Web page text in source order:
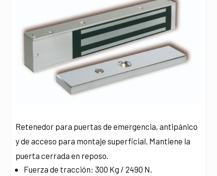
Retenedor para puertas de emergencia, antipánico
y de acceso para montaje superficial. Mantiene la
puerta cerrada en reposo.
Fuerza de tracción: 300 Kg / 2490 N.